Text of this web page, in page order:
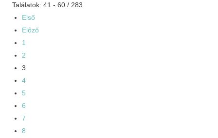
Találatok: 41 - 60 / 283
Első
Előző
1
2
3
4
5
6
7
8